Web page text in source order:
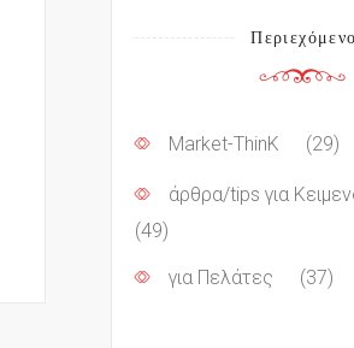
Περιεχόμενο
Market-ThinK (29)
άρθρα/tips για
(49)
για Πελάτες (37)